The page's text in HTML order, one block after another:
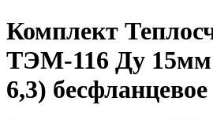
Комплект
ТЭМ-116 Ду 15мм
6,3)